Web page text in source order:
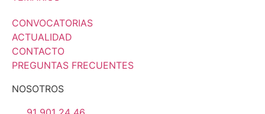
CONVOCATORIAS
ACTUALIDAD
CONTACTO
PREGUNTAS FRECUENTES
NOSOTROS